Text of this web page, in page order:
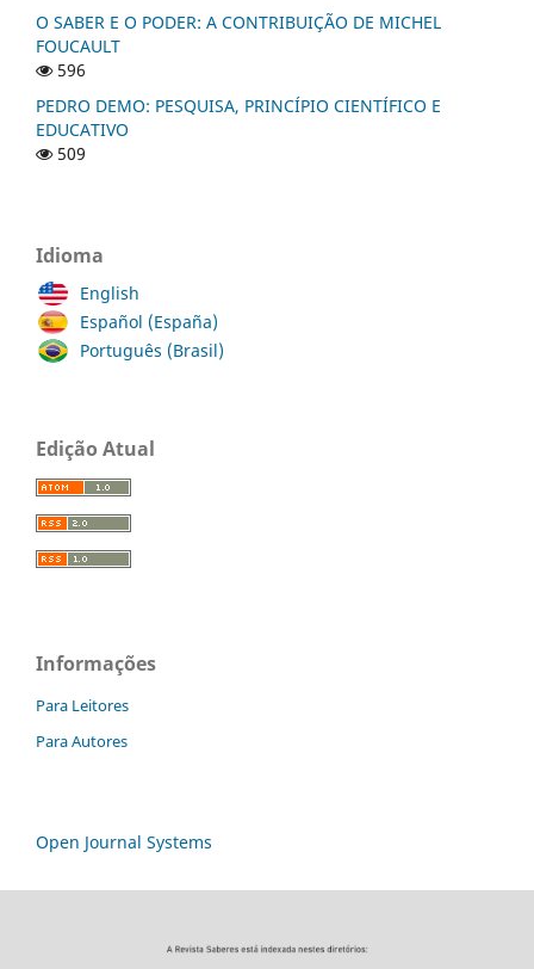
O SABER E O PODER: A CONTRIBUIÇÃO DE MICHEL
FOUCAULT
596
PEDRO DEMO: PESQUISA, PRINCÍPIO CIENTÍFICO E
EDUCATIVO
509
Idioma
English
Español (España)
Português (Brasil)
Edição Atual
Informações
Para Leitores
Para Autores
Open Journal Systems